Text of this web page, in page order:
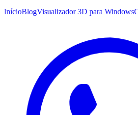
InícioBlogVisualizador 3D para Windows